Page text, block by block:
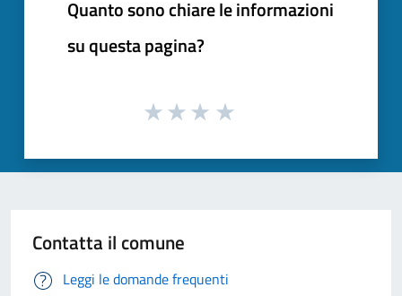
Quanto sono chiare le informazioni
su questa pagina?
Contatta il comune
Leggi le domande frequenti